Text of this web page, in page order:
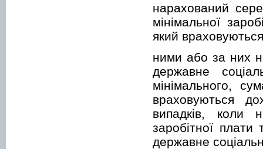
нарахований
мінімальної
який
ними або за них
державне
мінімального,
враховуються
випадків, коли
заробітної плати
державне